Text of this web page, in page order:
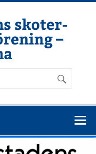
skoter-
–